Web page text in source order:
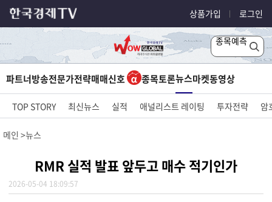
상품가입 로그인
종목예측
파트너방송전문가전략매매신호 종목토론뉴스마켓동영상
TOP STORY 최신뉴스 실적 애널리스트 레이팅 투자전략 암
메인 뉴스
RMR 실적 발표 앞두고 매수 적기인가
2026-05-04 18:09:57